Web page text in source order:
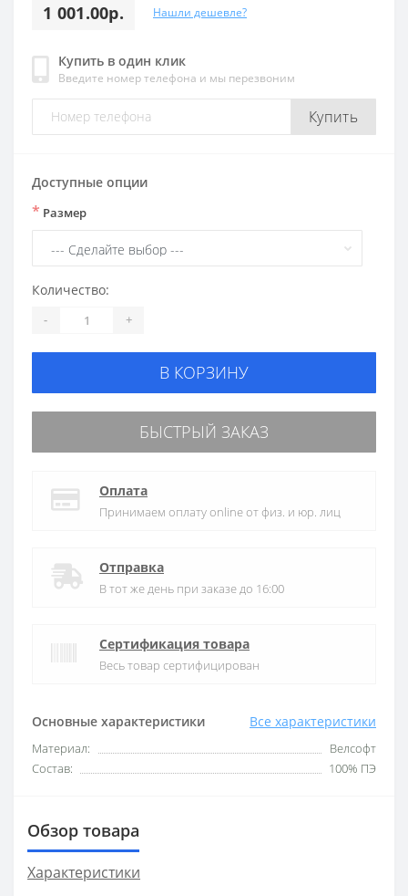
1 001.00р. Нашли дешевле?
Купить в один клик
Введите номер телефона и мы перезвоним
Купить
Основные характеристики Все характеристики
Материал:
Велсофт
Состав:
100% ПЭ
Доступные опции
* Размер
Количество:
- +
В КОРЗИНУ
БЫСТРЫЙ ЗАКАЗ
Оплата
Принимаем оплату online от физ. и юр. лиц
Отправка
В тот же день при заказе до 16:00
Сертификация товара
Весь товар сертифицирован
Обзор товара
Характеристики